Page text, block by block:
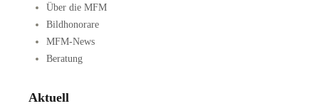
Über die MFM
Bildhonorare
MFM-News
Beratung
Aktuell